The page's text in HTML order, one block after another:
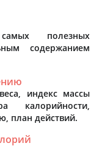
полезных
содержанием
индекс массы
калорийности,
план действий.